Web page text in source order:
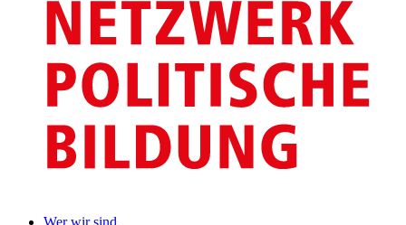
Wer wir sind